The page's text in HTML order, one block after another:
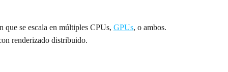
se escala en múltiples CPUs, GPUs, o ambos.
renderizado distribuido.